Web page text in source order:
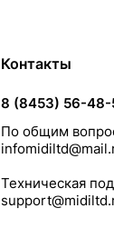
Контакты
8 (8453) 56-48-
По общим
Техническая